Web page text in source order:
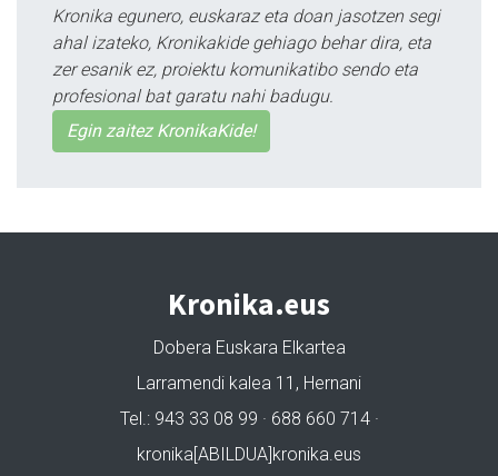
Kronika egunero, euskaraz eta doan jasotzen segi
ahal izateko, Kronikakide gehiago behar dira, eta
zer esanik ez, proiektu komunikatibo sendo eta
profesional bat garatu nahi badugu.
Egin zaitez KronikaKide!
Kronika.eus
Dobera Euskara Elkartea
Larramendi kalea 11, Hernani
Tel.: 943 33 08 99 · 688 660 714 ·
kronika[ABILDUA]kronika.eus